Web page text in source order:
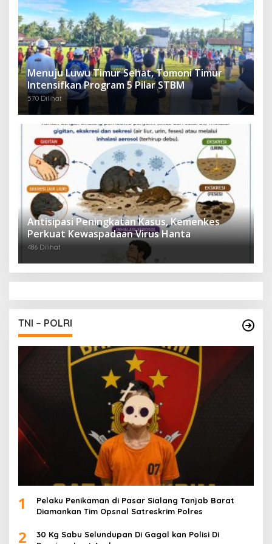
Menuju Luwu Timur Sehat, Tomoni Timur
Intensifkan Program 5 Pilar STBM
570 Dilihat
Antisipasi Peningkatan Kasus, Kemenkes
Perkuat Kewaspadaan Virus Hanta
486 Dilihat
TNI – POLRI
1
Pelaku Penikaman di Pasar Sialang Tanjab Barat
Diamankan Tim Opsnal Satreskrim Polres
2
30 Kg Sabu Selundupan Di Gagal kan Polisi Di